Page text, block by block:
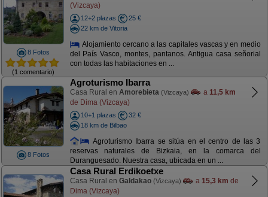
8 Fotos
(1 comentario)
(Vizcaya)
12+2 plazas
25 €
22 km de Vitoria
Alojamiento cercano a las capitales vascas y en medio
del País Vasco, montes, pantanos. Antigua casa señorial
con todas las habitaciones en ...
8 Fotos
Agroturismo Ibarra
Casa Rural en Amorebieta (Vizcaya) a 11,5 km
de Dima (Vizcaya)
10+1 plazas
32 €
18 km de Bilbao
Agroturismo Ibarra se sitúa en el centro de las 3
reservas naturales de Bizkaia, en la comarca del
Duranguesado. Nuestra casa, ubicada en un ...
Casa Rural Erdikoetxe
Casa Rural en Galdakao (Vizcaya) a 15,3 km de
Dima (Vizcaya)